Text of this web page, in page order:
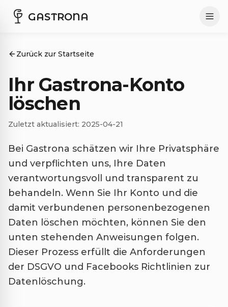
GASTRONA
Zurück zur Startseite
Ihr Gastrona-Konto
löschen
Zuletzt aktualisiert: 2025-04-21
Bei Gastrona schätzen wir Ihre Privatsphäre
und verpflichten uns, Ihre Daten
verantwortungsvoll und transparent zu
behandeln. Wenn Sie Ihr Konto und die
damit verbundenen personenbezogenen
Daten löschen möchten, können Sie den
unten stehenden Anweisungen folgen.
Dieser Prozess erfüllt die Anforderungen
der DSGVO und Facebooks Richtlinien zur
Datenlöschung.